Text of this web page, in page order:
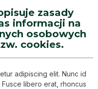
zasady
informacji na
osobowych
cookies.
adipiscing elit. Nunc id
libero erat, rhoncus